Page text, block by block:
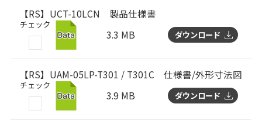
チェック
【RS】UCT-10LCN 製品仕様書
3.3 MB
ダウンロード
チェック
【RS】UAM-05LP-T301 / T301C 仕様書/外形寸法図
3.9 MB
ダウンロード